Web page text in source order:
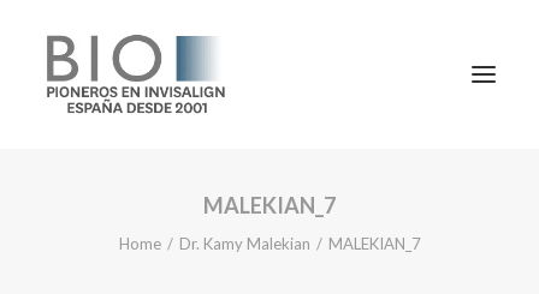
DOCTORES
MALEKIAN_7
Home Dr. Kamy Malekian MALEKIAN_7